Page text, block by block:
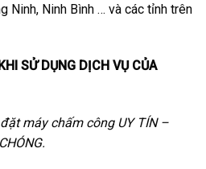
Ninh, Ninh Bình … và các tỉnh trên
SỬ DỤNG DỊCH VỤ CỦA
máy chấm công UY TÍN –